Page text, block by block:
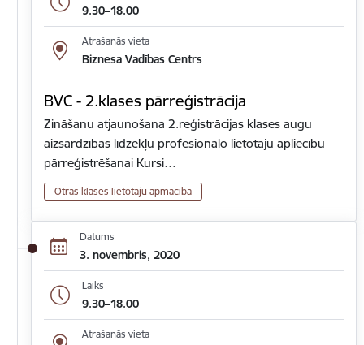
9.30–18.00
Atrašanās vieta
Biznesa Vadības Centrs
BVC - 2.klases pārreģistrācija
Zināšanu atjaunošana 2.reģistrācijas klases augu
aizsardzības līdzekļu profesionālo lietotāju apliecību
pārreģistrēšanai Kursi…
Otrās klases lietotāju apmācība
Datums
3. novembris, 2020
Laiks
9.30–18.00
Atrašanās vieta